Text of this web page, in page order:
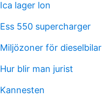
Ica lager lon
Ess 550 supercharger
Miljözoner för dieselbilar
Hur blir man jurist
Kannesten